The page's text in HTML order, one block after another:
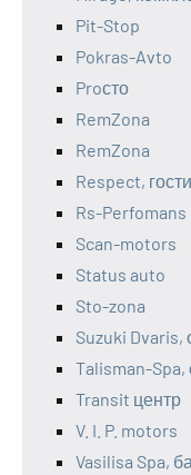
Pit-Stop
Pokras-Avto
Proсто
RemZona
RemZona
Respect,
Rs-Perfomans
Scan-motors
Status auto
Sto-zona
Suzuki
Talisman-Spa,
Transit центр
V. I. P. motors
Vasilisa Spa,